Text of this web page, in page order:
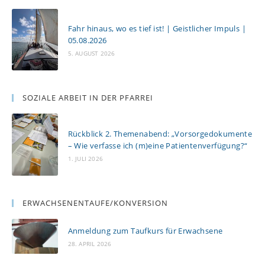
Fahr hinaus, wo es tief ist! | Geistlicher Impuls |
05.08.2026
5. AUGUST 2026
SOZIALE ARBEIT IN DER PFARREI
Rückblick 2. Themenabend: „Vorsorgedokumente
– Wie verfasse ich (m)eine Patientenverfügung?“
1. JULI 2026
ERWACHSENENTAUFE/KONVERSION
Anmeldung zum Taufkurs für Erwachsene
28. APRIL 2026